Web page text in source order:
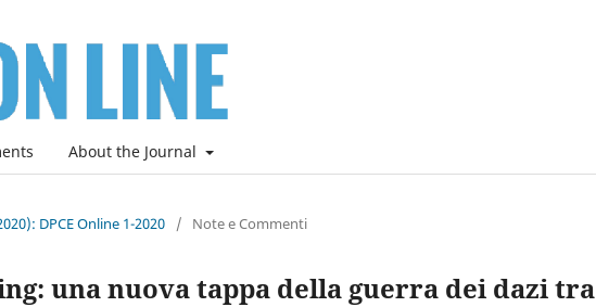
About the Journal
DPCE Online 1-2020 / Note e Commenti
una nuova tappa della guerra dei dazi tra